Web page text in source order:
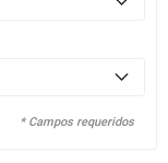
* Campos requeridos